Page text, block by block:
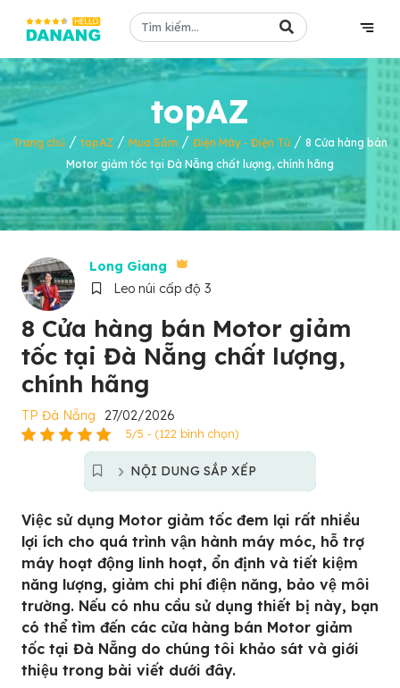
topAZ
Trang chủ / topAZ / Mua Sắm / Điện Máy - Điện Tử/ 8 Cửa hàng bán
Motor giảm tốc tại Đà Nẵng chất lượng, chính hãng
Long Giang
Leo núi cấp độ 3
8 Cửa hàng bán Motor giảm
tốc tại Đà Nẵng chất lượng,
chính hãng
TP Đà Nẵng 27/02/2026
5/5 - (122 bình chọn)
NỘI DUNG SẮP XẾP
Việc sử dụng Motor giảm tốc đem lại rất nhiều
lợi ích cho quá trình vận hành máy móc, hỗ trợ
máy hoạt động linh hoạt, ổn định và tiết kiệm
năng lượng, giảm chi phí điện năng, bảo vệ môi
trường. Nếu có nhu cầu sử dụng thiết bị này, bạn
có thể tìm đến các cửa hàng bán Motor giảm
tốc tại Đà Nẵng do chúng tôi khảo sát và giới
thiệu trong bài viết dưới đây.